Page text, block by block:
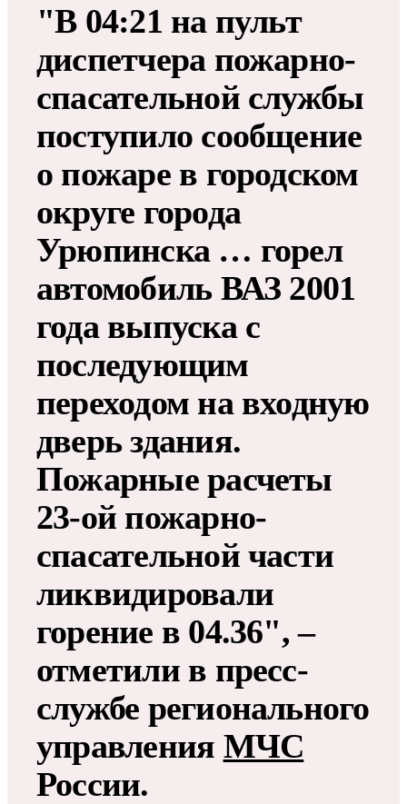
"В 04:21 на пульт
диспетчера пожарно-
спасательной службы
поступило сообщение
о пожаре в городском
округе города
Урюпинска … горел
автомобиль ВАЗ 2001
года выпуска с
последующим
переходом на входную
дверь здания.
Пожарные расчеты
23-ой пожарно-
спасательной части
ликвидировали
горение в 04.36", –
отметили в пресс-
службе регионального
управления МЧС
России.